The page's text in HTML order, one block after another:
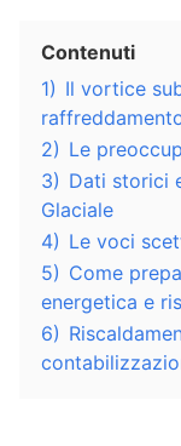
Contenuti
1) Il vortice
2) Le
3) Dati storici
Glaciale
4) Le voci
5) Come
energetica e
6)